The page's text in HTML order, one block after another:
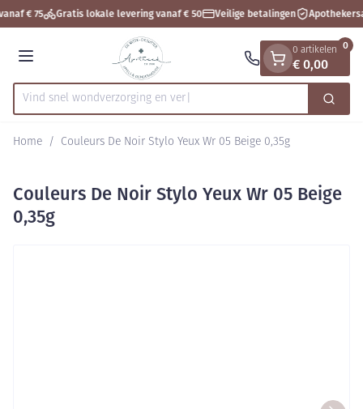
Ga naar de inhoud
1 van 1
€ 75 Gratis lokale levering vanaf € 50 Veilige betalingen
Menu
Product, merk, categorie...
Vind snel wondverzorgin Zoek
0 artikelen
€ 0,00
0
Home / Couleurs De Noir Stylo Yeux Wr 05 Beige 0,35g
Couleurs De Noir Stylo Yeux Wr 05 Beige
0,35g